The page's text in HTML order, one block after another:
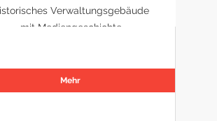
Verwaltungsgebäude
mit Mediengeschichte
Mehr